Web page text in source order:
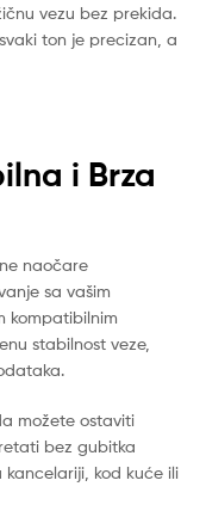
vezu bez prekida.
ton je precizan, a
i Brza
naočare
sa vašim
kompatibilnim
stabilnost veze,
možete ostaviti
bez gubitka
kod kuće ili